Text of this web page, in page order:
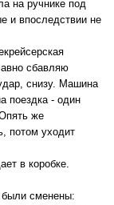
на ручнике под
и впоследствии не
сбавляю
снизу. Машина
поездка - один
же
потом уходит
в коробке.
были сменены: